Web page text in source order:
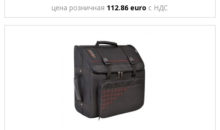
цена розничная 112.86 euro с НДС